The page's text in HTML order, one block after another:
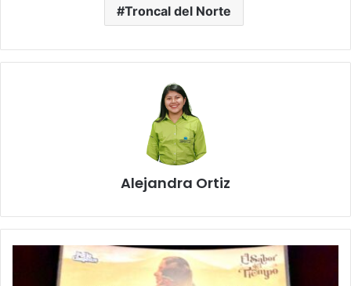
Troncal del Norte
Alejandra Ortiz
Campestre